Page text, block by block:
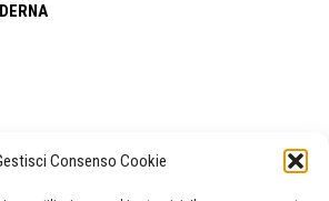
Consenso Cookie
+39 338 5714978 (orario apertura Galleria)
09.00/13.00)